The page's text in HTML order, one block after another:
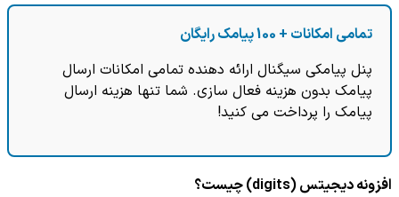
تمامی امکانات + 100 پیامک رایگان
پنل پیامکی سیگنال ارائه دهنده تمامی امکانات ارسال
پیامک بدون هزینه فعال سازی. شما تنها هزینه ارسال
پیامک را پرداخت می کنید!
افزونه دیجیتس (digits) چیست؟